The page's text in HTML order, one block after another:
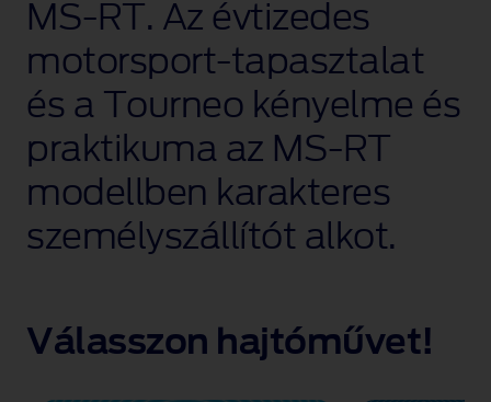
MS‑RT. Az évtizedes
motorsport‑tapasztalat
és a Tourneo kényelme és
praktikuma az MS‑RT
modellben karakteres
személyszállítót alkot.
Válasszon hajtóművet!